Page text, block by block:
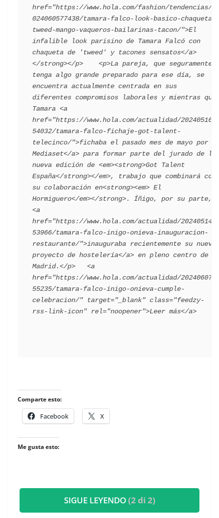
href="https://www.hola.com/fashion/tendencias/2
024060577438/tamara-falco-look-basico-chaqueta-
tweed-mango-vaqueros-bailarinas-tacon/">El
infalible look parisino de Tamara Falcó con
chaqueta de 'tweed' y tacones sensatos</a>
</strong></p>    <p>La pareja, que seguramente
tenga algo grande preparado para ese día, se
encuentra actualmente centrada en sus
diferentes compromisos laborales y mientras que
Tamara <a
href="https://www.hola.com/actualidad/202405162
54032/tamara-falco-fichaje-got-talent-
telecinco/">fichaba el pasado mes de mayo por
Mediaset</a> para formar parte del jurado de la
nueva edición de <em><strong>Got Talent
España</strong></em>, trabajo que combinará con
su colaboración en<strong><em> El
Hormiguero</em></strong>. Íñigo, por su parte,
<a
href="https://www.hola.com/actualidad/202405142
53966/tamara-falco-inigo-onieva-inauguracion-
restaurante/">inauguraba recientemente su nuevo
proyecto de hostelería</a> en pleno centro de
Madrid.</p>   ​<a
href="https://www.hola.com/actualidad/202406072
55235/tamara-falco-inigo-onieva-cumple-
celebracion/" target="_blank" class="feedzy-
Comparte esto:
Facebook X
Me gusta esto:
SIGUE LEYENDO(2 di 2)